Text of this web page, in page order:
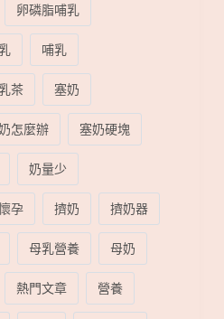
卵磷脂哺乳
哺乳
茶
塞奶
怎麼辦
塞奶硬塊
奶量少
孕 擠奶
擠奶器
母乳營養
母奶
熱門文章
營養